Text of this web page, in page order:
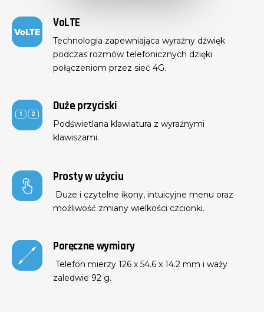
VoLTE
Technologia zapewniająca wyraźny dźwięk
podczas rozmów telefonicznych dzięki
połączeniom przez sieć 4G.
Duże przyciski
Podświetlana klawiatura z wyraźnymi
klawiszami.
Prosty w użyciu
Duże i czytelne ikony, intuicyjne menu oraz
możliwość zmiany wielkości czcionki.
Poręczne wymiary
Telefon mierzy 126 x 54.6 x 14.2 mm i waży
zaledwie 92 g.